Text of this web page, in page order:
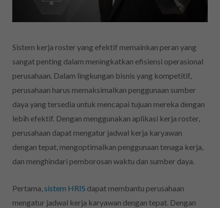
Sistem kerja roster yang efektif memainkan peran yang
sangat penting dalam meningkatkan efisiensi operasional
perusahaan. Dalam lingkungan bisnis yang kompetitif,
perusahaan harus memaksimalkan penggunaan sumber
daya yang tersedia untuk mencapai tujuan mereka dengan
lebih efektif. Dengan menggunakan aplikasi kerja roster,
perusahaan dapat mengatur jadwal kerja karyawan
dengan tepat, mengoptimalkan penggunaan tenaga kerja,
dan menghindari pemborosan waktu dan sumber daya.
Pertama,sistem HRIS dapat membantu perusahaan
mengatur jadwal kerja karyawan dengan tepat. Dengan